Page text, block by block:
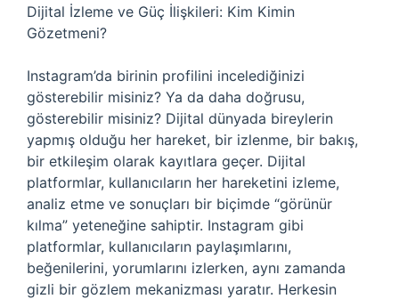
Dijital İzleme ve Güç İlişkileri: Kim Kimin
Gözetmeni?
Instagram’da birinin profilini incelediğinizi
gösterebilir misiniz? Ya da daha doğrusu,
gösterebilir misiniz? Dijital dünyada bireylerin
yapmış olduğu her hareket, bir izlenme, bir bakış,
bir etkileşim olarak kayıtlara geçer. Dijital
platformlar, kullanıcıların her hareketini izleme,
analiz etme ve sonuçları bir biçimde “görünür
kılma” yeteneğine sahiptir. Instagram gibi
platformlar, kullanıcıların paylaşımlarını,
beğenilerini, yorumlarını izlerken, aynı zamanda
gizli bir gözlem mekanizması yaratır. Herkesin